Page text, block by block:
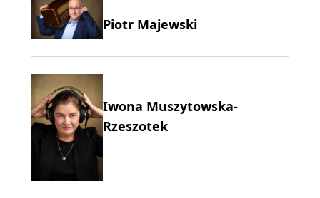
Piotr Majewski
Iwona Muszytowska-
Rzeszotek